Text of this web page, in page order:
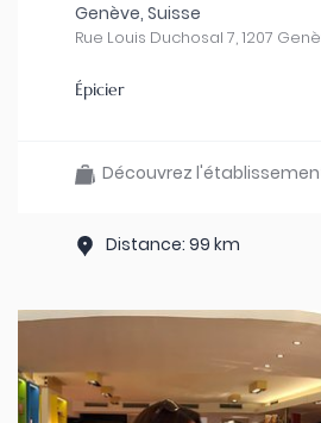
Genève, Suisse
Rue Louis Duchosal 7, 1207
Épicier
Découvrez
Distance: 99 km